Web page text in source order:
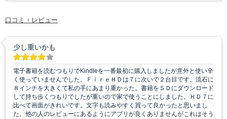
口コミ・レビュー
少し重いかも
電子書籍を読むつもりでKindleを一番最初に購入しましたが意外と使い辛
く使っていませんでした。ＦｉｒｅＨＤは７に次いで２台目です。流石に
８インチを大きくて私の手にあまり重かった。書籍をＳＤにダウンロード
して持ち歩くつもりでしたが重いので家で使うことにしました。ＨＤ７に
比べて画面がきれいです。文字も読みやすく買って良かったと思いまし
た。他の人のレビューにあるようにアプリが良くありませんがこれはそう